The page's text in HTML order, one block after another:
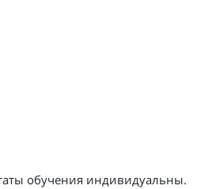
обучения индивидуальны.